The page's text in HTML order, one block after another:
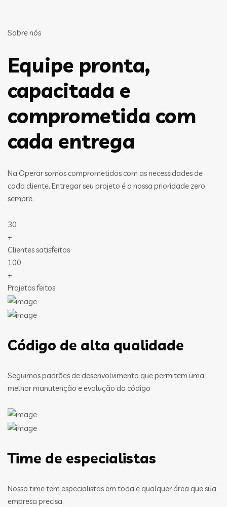
Sobre nós
Equipe pronta,
capacitada e
comprometida com
cada entrega
Na Operar somos comprometidos com as necessidades de
cada cliente. Entregar seu projeto é a nossa prioridade zero,
sempre.
30
+
Clientes satisfeitos
100
+
Projetos feitos
Código de alta qualidade
Seguimos padrões de desenvolvimento que permitem uma
melhor manutenção e evolução do código
Time de especialistas
Nosso time tem especialistas em toda e qualquer área que sua
empresa precisa.